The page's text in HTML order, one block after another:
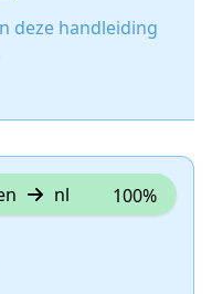
deze handleiding
nl 100%